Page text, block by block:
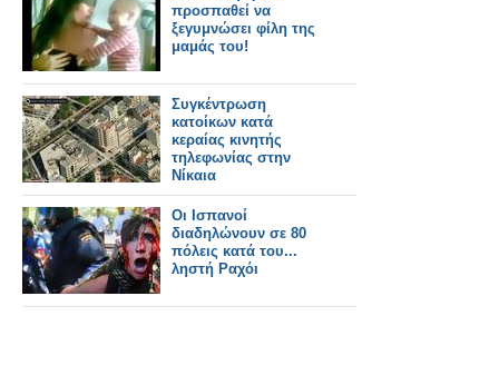
προσπαθεί να
ξεγυμνώσει φίλη της
μαμάς του!
Συγκέντρωση
κατοίκων κατά
κεραίας κινητής
τηλεφωνίας στην
Νίκαια
Οι Ισπανοί
διαδηλώνουν σε 80
πόλεις κατά του...
ληστή Ραχόι